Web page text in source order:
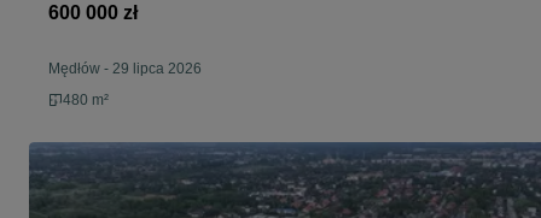
600 000 zł
Mędłów - 29 lipca 2026
480 m²